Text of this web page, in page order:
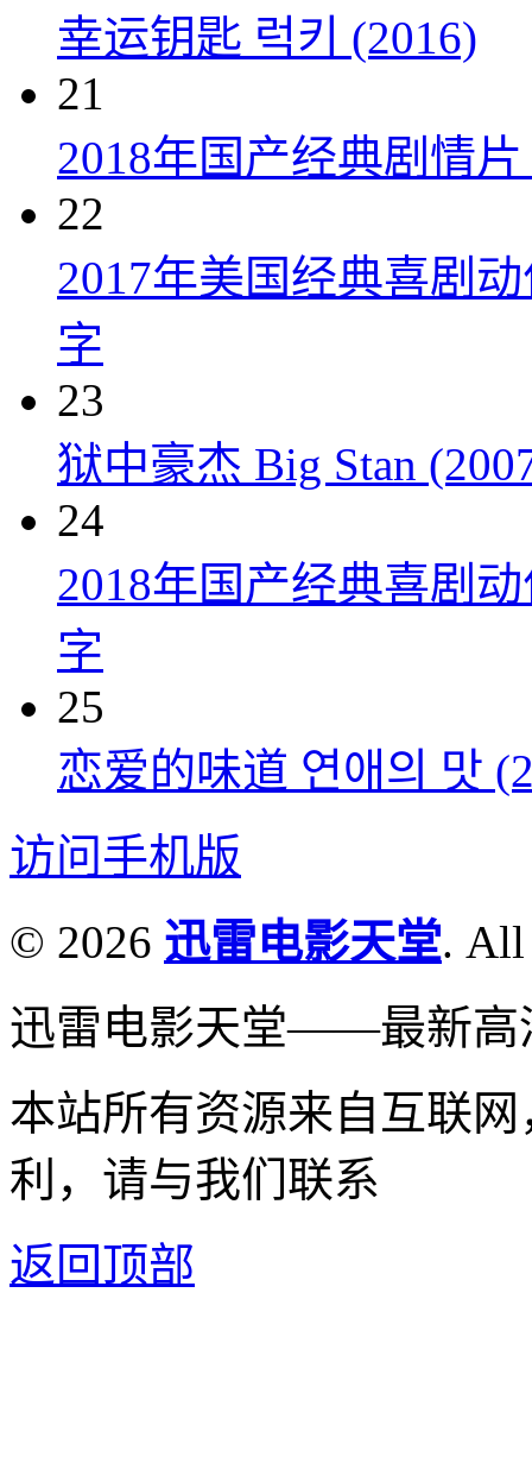
幸运钥匙 럭키 (2016)
21
2018年国产经典剧情
22
2017年美国经典喜剧
字
23
狱中豪杰 Big Stan
24
2018年国产经典喜剧
字
25
恋爱的味道 연애의 맛
访问手机版
© 2026 迅雷电影天堂. All
迅雷电影天堂——最新高
本站所有资源来自互联
利，请与我们联系
返回顶部